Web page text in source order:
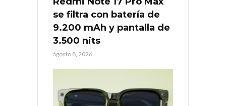
se filtra con batería de
9.200 mAh y pantalla de
3.500 nits
agosto 8, 2026